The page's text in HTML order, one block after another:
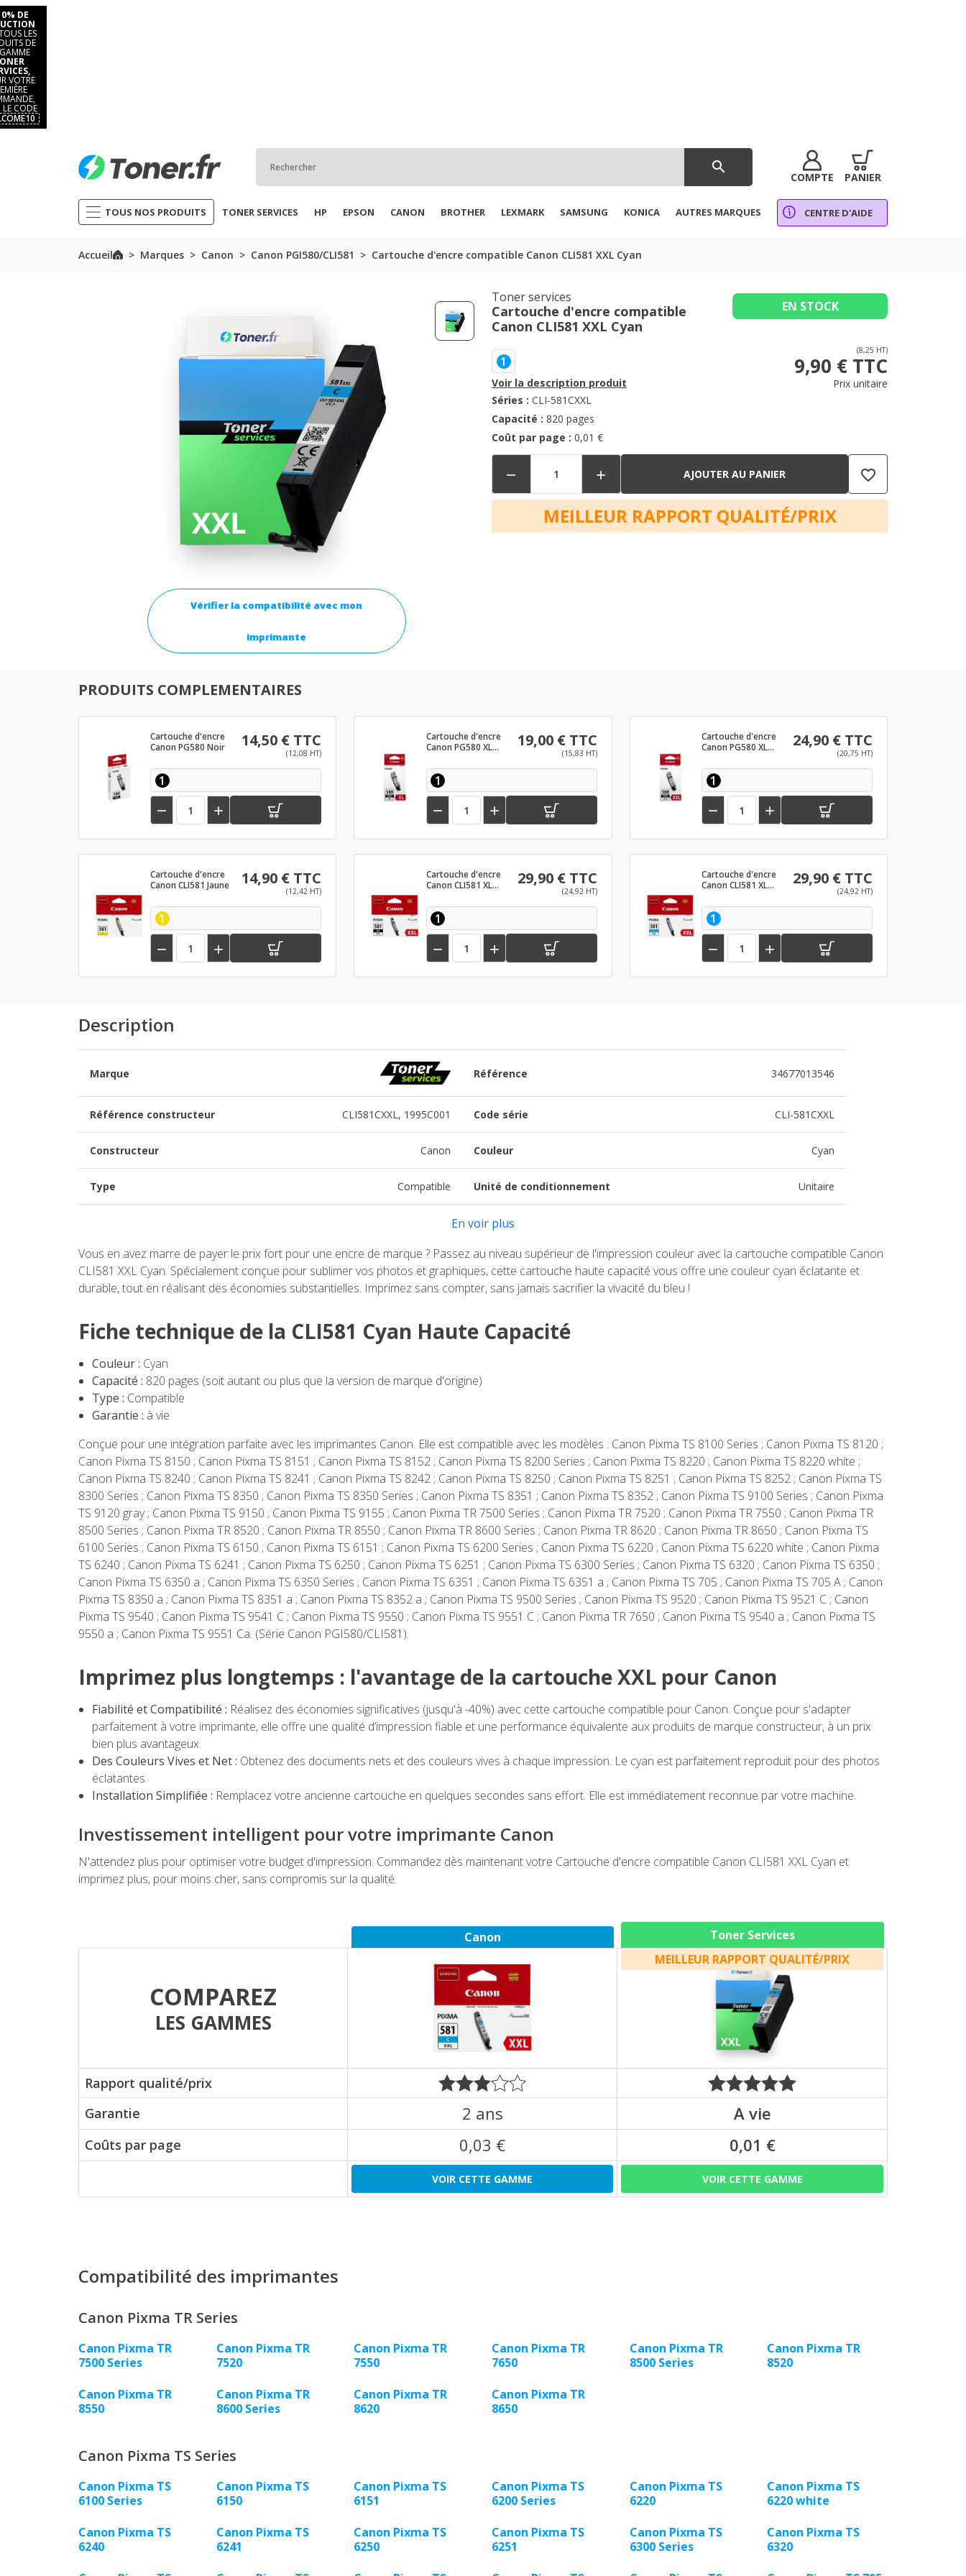
DE
LES
DE
VOTRE
LE CODE
search
COMPTE PANIER
TOUS NOS PRODUITS TONER SERVICES HP EPSON CANON BROTHER LEXMARK SAMSUNG KONICA AUTRES MARQUES CENTRE D'AIDE
Accueil Marques Canon Canon PGI580/CLI581 Cartouche d'encre compatible Canon CLI581 XXL Cyan
Vérifier la compatibilité avec mon
imprimante
Toner services
Cartouche d'encre compatible
Canon CLI581 XXL Cyan
EN STOCK
1
Voir la description produit
Séries : CLI-581CXXL
Capacité : 820 pages
Coût par page : 0,01 €
(8,25 HT)
9,90 € TTC
Prix unitaire
  AJOUTER AU PANIER favorite_border
MEILLEUR RAPPORT QUALITÉ/PRIX
PRODUITS COMPLEMENTAIRES
Cartouche d'encre
Canon PG580 Noir
14,50 € TTC
(12,08 HT)
1
 
Cartouche d'encre
Canon PG580 XL
19,00 € TTC
(15,83 HT)
1
 
Cartouche d'encre
Canon PG580 XL
24,90 € TTC
(20,75 HT)
1
 
Cartouche d'encre
Canon CLI581 Jaune
14,90 € TTC
(12,42 HT)
1
 
Cartouche d'encre
Canon CLI581 XL
29,90 € TTC
(24,92 HT)
1
 
Cartouche d'encre
Canon CLI581 XL
29,90 € TTC
(24,92 HT)
1
 
Description
Marque Référence 34677013546
Référence constructeur CLI581CXXL, 1995C001 Code série CLI-581CXXL
Constructeur Canon Couleur Cyan
Type Compatible Unité de conditionnement Unitaire
En voir plus
Vous en avez marre de payer le prix fort pour une encre de marque ? Passez au niveau supérieur de l'impression couleur avec la cartouche compatible Canon
CLI581 XXL Cyan. Spécialement conçue pour sublimer vos photos et graphiques, cette cartouche haute capacité vous offre une couleur cyan éclatante et
durable, tout en réalisant des économies substantielles. Imprimez sans compter, sans jamais sacrifier la vivacité du bleu !
Fiche technique de la CLI581 Cyan Haute Capacité
Couleur : Cyan
Capacité : 820 pages (soit autant ou plus que la version de marque d'origine)
Type : Compatible
Garantie : à vie
Conçue pour une intégration parfaite avec les imprimantes Canon. Elle est compatible avec les modèles : Canon Pixma TS 8100 Series ; Canon Pixma TS 8120 ;
Canon Pixma TS 8150 ; Canon Pixma TS 8151 ; Canon Pixma TS 8152 ; Canon Pixma TS 8200 Series ; Canon Pixma TS 8220 ; Canon Pixma TS 8220 white ;
Canon Pixma TS 8240 ; Canon Pixma TS 8241 ; Canon Pixma TS 8242 ; Canon Pixma TS 8250 ; Canon Pixma TS 8251 ; Canon Pixma TS 8252 ; Canon Pixma TS
8300 Series ; Canon Pixma TS 8350 ; Canon Pixma TS 8350 Series ; Canon Pixma TS 8351 ; Canon Pixma TS 8352 ; Canon Pixma TS 9100 Series ; Canon Pixma
TS 9120 gray ; Canon Pixma TS 9150 ; Canon Pixma TS 9155 ; Canon Pixma TR 7500 Series ; Canon Pixma TR 7520 ; Canon Pixma TR 7550 ; Canon Pixma TR
8500 Series ; Canon Pixma TR 8520 ; Canon Pixma TR 8550 ; Canon Pixma TR 8600 Series ; Canon Pixma TR 8620 ; Canon Pixma TR 8650 ; Canon Pixma TS
6100 Series ; Canon Pixma TS 6150 ; Canon Pixma TS 6151 ; Canon Pixma TS 6200 Series ; Canon Pixma TS 6220 ; Canon Pixma TS 6220 white ; Canon Pixma
TS 6240 ; Canon Pixma TS 6241 ; Canon Pixma TS 6250 ; Canon Pixma TS 6251 ; Canon Pixma TS 6300 Series ; Canon Pixma TS 6320 ; Canon Pixma TS 6350 ;
Canon Pixma TS 6350 a ; Canon Pixma TS 6350 Series ; Canon Pixma TS 6351 ; Canon Pixma TS 6351 a ; Canon Pixma TS 705 ; Canon Pixma TS 705 A ; Canon
Pixma TS 8350 a ; Canon Pixma TS 8351 a ; Canon Pixma TS 8352 a ; Canon Pixma TS 9500 Series ; Canon Pixma TS 9520 ; Canon Pixma TS 9521 C ; Canon
Pixma TS 9540 ; Canon Pixma TS 9541 C ; Canon Pixma TS 9550 ; Canon Pixma TS 9551 C ; Canon Pixma TR 7650 ; Canon Pixma TS 9540 a ; Canon Pixma TS
9550 a ; Canon Pixma TS 9551 Ca. (Série Canon PGI580/CLI581).
Imprimez plus longtemps : l'avantage de la cartouche XXL pour Canon
Fiabilité et Compatibilité : Réalisez des économies significatives (jusqu'à -40%) avec cette cartouche compatible pour Canon. Conçue pour s'adapter
parfaitement à votre imprimante, elle offre une qualité d’impression fiable et une performance équivalente aux produits de marque constructeur, à un prix
bien plus avantageux.
Des Couleurs Vives et Net : Obtenez des documents nets et des couleurs vives à chaque impression. Le cyan est parfaitement reproduit pour des photos
éclatantes.
Installation Simplifiée : Remplacez votre ancienne cartouche en quelques secondes sans effort. Elle est immédiatement reconnue par votre machine.
Investissement intelligent pour votre imprimante Canon
N'attendez plus pour optimiser votre budget d'impression. Commandez dès maintenant votre Cartouche d'encre compatible Canon CLI581 XXL Cyan et
imprimez plus, pour moins cher, sans compromis sur la qualité.
Canon Toner Services
COMPAREZ
LES GAMMES
MEILLEUR RAPPORT QUALITÉ/PRIX
Rapport qualité/prix
Garantie
2 ans A vie
Coûts par page 0,03 € 0,01 €
VOIR CETTE GAMME VOIR CETTE GAMME
Compatibilité des imprimantes
Canon Pixma TR Series
Canon Pixma TR
7500 Series
Canon Pixma TR
7520
Canon Pixma TR
7550
Canon Pixma TR
7650
Canon Pixma TR
8500 Series
Canon Pixma TR
8520
Canon Pixma TR
8550
Canon Pixma TR
8600 Series
Canon Pixma TR
8620
Canon Pixma TR
8650
Canon Pixma TS Series
Canon Pixma TS
6100 Series
Canon Pixma TS
6150
Canon Pixma TS
6151
Canon Pixma TS
6200 Series
Canon Pixma TS
6220
Canon Pixma TS
6220 white
Canon Pixma TS
6240
Canon Pixma TS
6241
Canon Pixma TS
6250
Canon Pixma TS
6251
Canon Pixma TS
6300 Series
Canon Pixma TS
6320